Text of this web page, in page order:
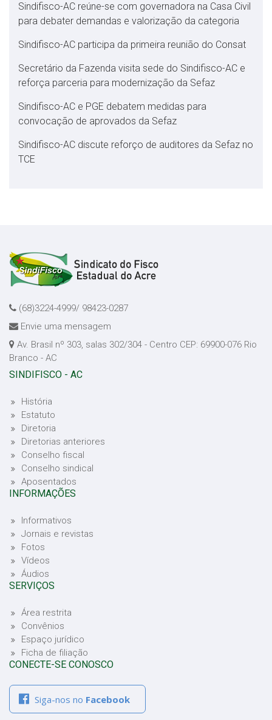
Sindifisco-AC reúne-se com governadora na Casa Civil
para debater demandas e valorização da categoria
Sindifisco-AC participa da primeira reunião do Consat
Secretário da Fazenda visita sede do Sindifisco-AC e
reforça parceria para modernização da Sefaz
Sindifisco-AC e PGE debatem medidas para
convocação de aprovados da Sefaz
Sindifisco-AC discute reforço de auditores da Sefaz no
TCE
(68)3224-4999/ 98423-0287
Envie uma mensagem
Av. Brasil nº 303, salas 302/304 - Centro CEP: 69900-076 Rio
Branco - AC
SINDIFISCO - AC
História
Estatuto
Diretoria
Diretorias anteriores
Conselho fiscal
Conselho sindical
Aposentados
INFORMAÇÕES
Informativos
Jornais e revistas
Fotos
Vídeos
Áudios
SERVIÇOS
Área restrita
Convênios
Espaço jurídico
Ficha de filiação
CONECTE-SE CONOSCO
Siga-nos no Facebook